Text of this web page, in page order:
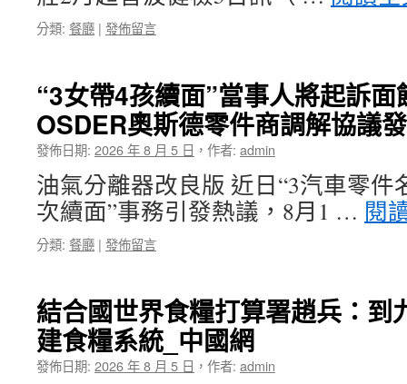
分類: 餐廳 | 發佈留言
“3女帶4孩續面”當事人將起訴
OSDER奧斯德零件商調解協議
發佈日期: 2026 年 8 月 5 日 ， 作者: admin
油氣分離器改良版 近日“3汽車零件
次續面”事務引發熱議，8月1 … 閱
分類: 餐廳 | 發佈留言
結合國世界食糧打算署趙兵：到
建食糧系統_中國網
發佈日期: 2026 年 8 月 5 日 ， 作者: admin